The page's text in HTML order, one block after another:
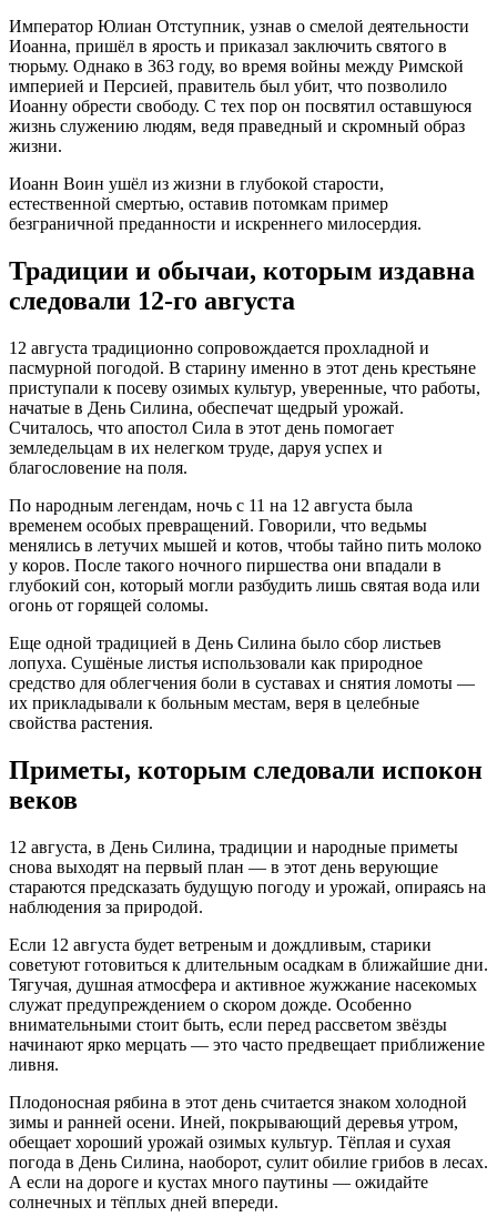
Император Юлиан Отступник, узнав о смелой деятельности
Иоанна, пришёл в ярость и приказал заключить святого в
тюрьму. Однако в 363 году, во время войны между Римской
империей и Персией, правитель был убит, что позволило
Иоанну обрести свободу. С тех пор он посвятил оставшуюся
жизнь служению людям, ведя праведный и скромный образ
жизни.
Иоанн Воин ушёл из жизни в глубокой старости,
естественной смертью, оставив потомкам пример
безграничной преданности и искреннего милосердия.
Традиции и обычаи, которым издавна
следовали 12-го августа
12 августа традиционно сопровождается прохладной и
пасмурной погодой. В старину именно в этот день крестьяне
приступали к посеву озимых культур, уверенные, что работы,
начатые в День Силина, обеспечат щедрый урожай.
Считалось, что апостол Сила в этот день помогает
земледельцам в их нелегком труде, даруя успех и
благословение на поля.
По народным легендам, ночь с 11 на 12 августа была
временем особых превращений. Говорили, что ведьмы
менялись в летучих мышей и котов, чтобы тайно пить молоко
у коров. После такого ночного пиршества они впадали в
глубокий сон, который могли разбудить лишь святая вода или
огонь от горящей соломы.
Еще одной традицией в День Силина было сбор листьев
лопуха. Сушёные листья использовали как природное
средство для облегчения боли в суставах и снятия ломоты —
их прикладывали к больным местам, веря в целебные
свойства растения.
Приметы, которым следовали испокон
веков
12 августа, в День Силина, традиции и народные приметы
снова выходят на первый план — в этот день верующие
стараются предсказать будущую погоду и урожай, опираясь на
наблюдения за природой.
Если 12 августа будет ветреным и дождливым, старики
советуют готовиться к длительным осадкам в ближайшие дни.
Тягучая, душная атмосфера и активное жужжание насекомых
служат предупреждением о скором дожде. Особенно
внимательными стоит быть, если перед рассветом звёзды
начинают ярко мерцать — это часто предвещает приближение
ливня.
Плодоносная рябина в этот день считается знаком холодной
зимы и ранней осени. Иней, покрывающий деревья утром,
обещает хороший урожай озимых культур. Тёплая и сухая
погода в День Силина, наоборот, сулит обилие грибов в лесах.
А если на дороге и кустах много паутины — ожидайте
солнечных и тёплых дней впереди.